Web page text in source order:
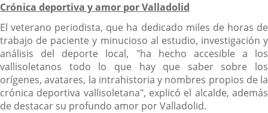
Crónica deportiva y amor por Valladolid
El veterano periodista, que ha dedicado miles de horas de
trabajo de paciente y minucioso al estudio, investigación y
análisis del deporte local, "ha hecho accesible a los
vallisoletanos todo lo que hay que saber sobre los
orígenes, avatares, la intrahistoria y nombres propios de la
crónica deportiva vallisoletana", explicó el alcalde, además
de destacar su profundo amor por Valladolid.